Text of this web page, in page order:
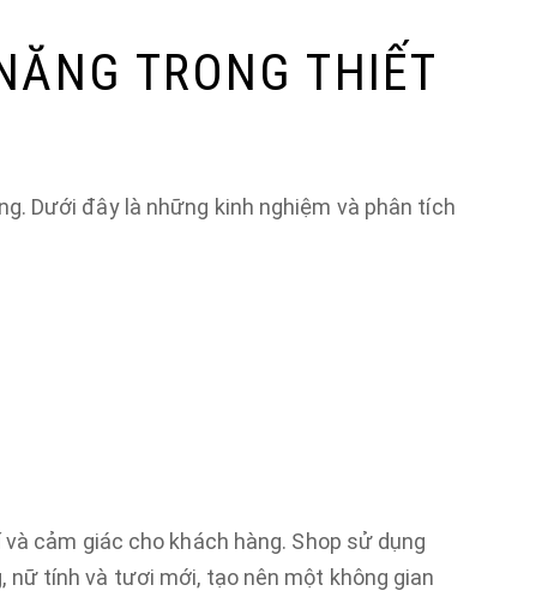
TRONG THIẾT
Dưới đây là những kinh nghiệm và phân tích
cảm giác cho khách hàng. Shop sử dụng
nữ tính và tươi mới, tạo nên một không gian